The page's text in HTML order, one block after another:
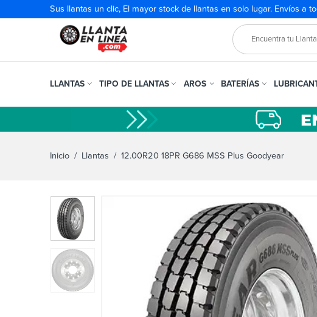
Sus llantas un clic, El mayor stock de llantas en solo lugar. Envíos a
LLANTAS TIPO DE LLANTAS AROS BATERÍAS
Inicio / Llantas / 12.00R20 18PR G686 MSS Plus Goodyear